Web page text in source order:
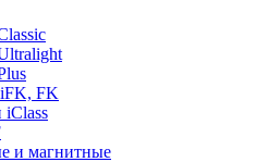
FK
и магнитные